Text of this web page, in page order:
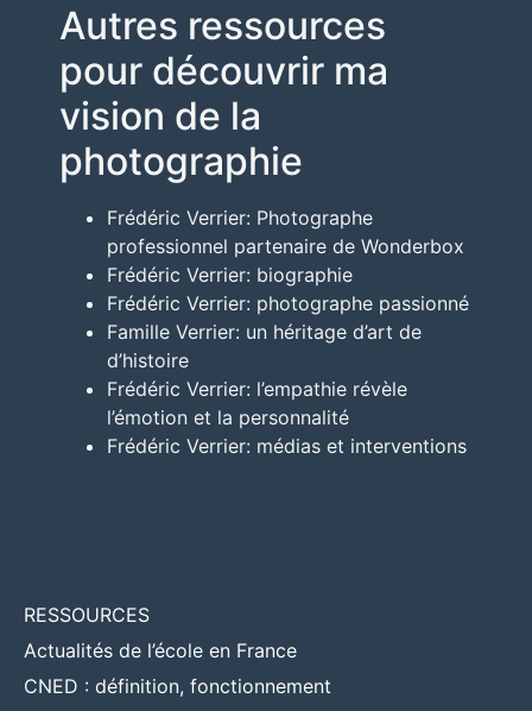
Autres ressources
pour découvrir ma
vision de la
photographie
Frédéric Verrier: Photographe
professionnel partenaire de Wonderbox
Frédéric Verrier: biographie
Frédéric Verrier: photographe passionné
Famille Verrier: un héritage d’art de
d’histoire
Frédéric Verrier: l’empathie révèle
l’émotion et la personnalité
Frédéric Verrier: médias et interventions
RESSOURCES
Actualités de l’école en France
CNED : définition, fonctionnement